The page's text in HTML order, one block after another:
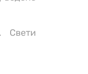
Свети